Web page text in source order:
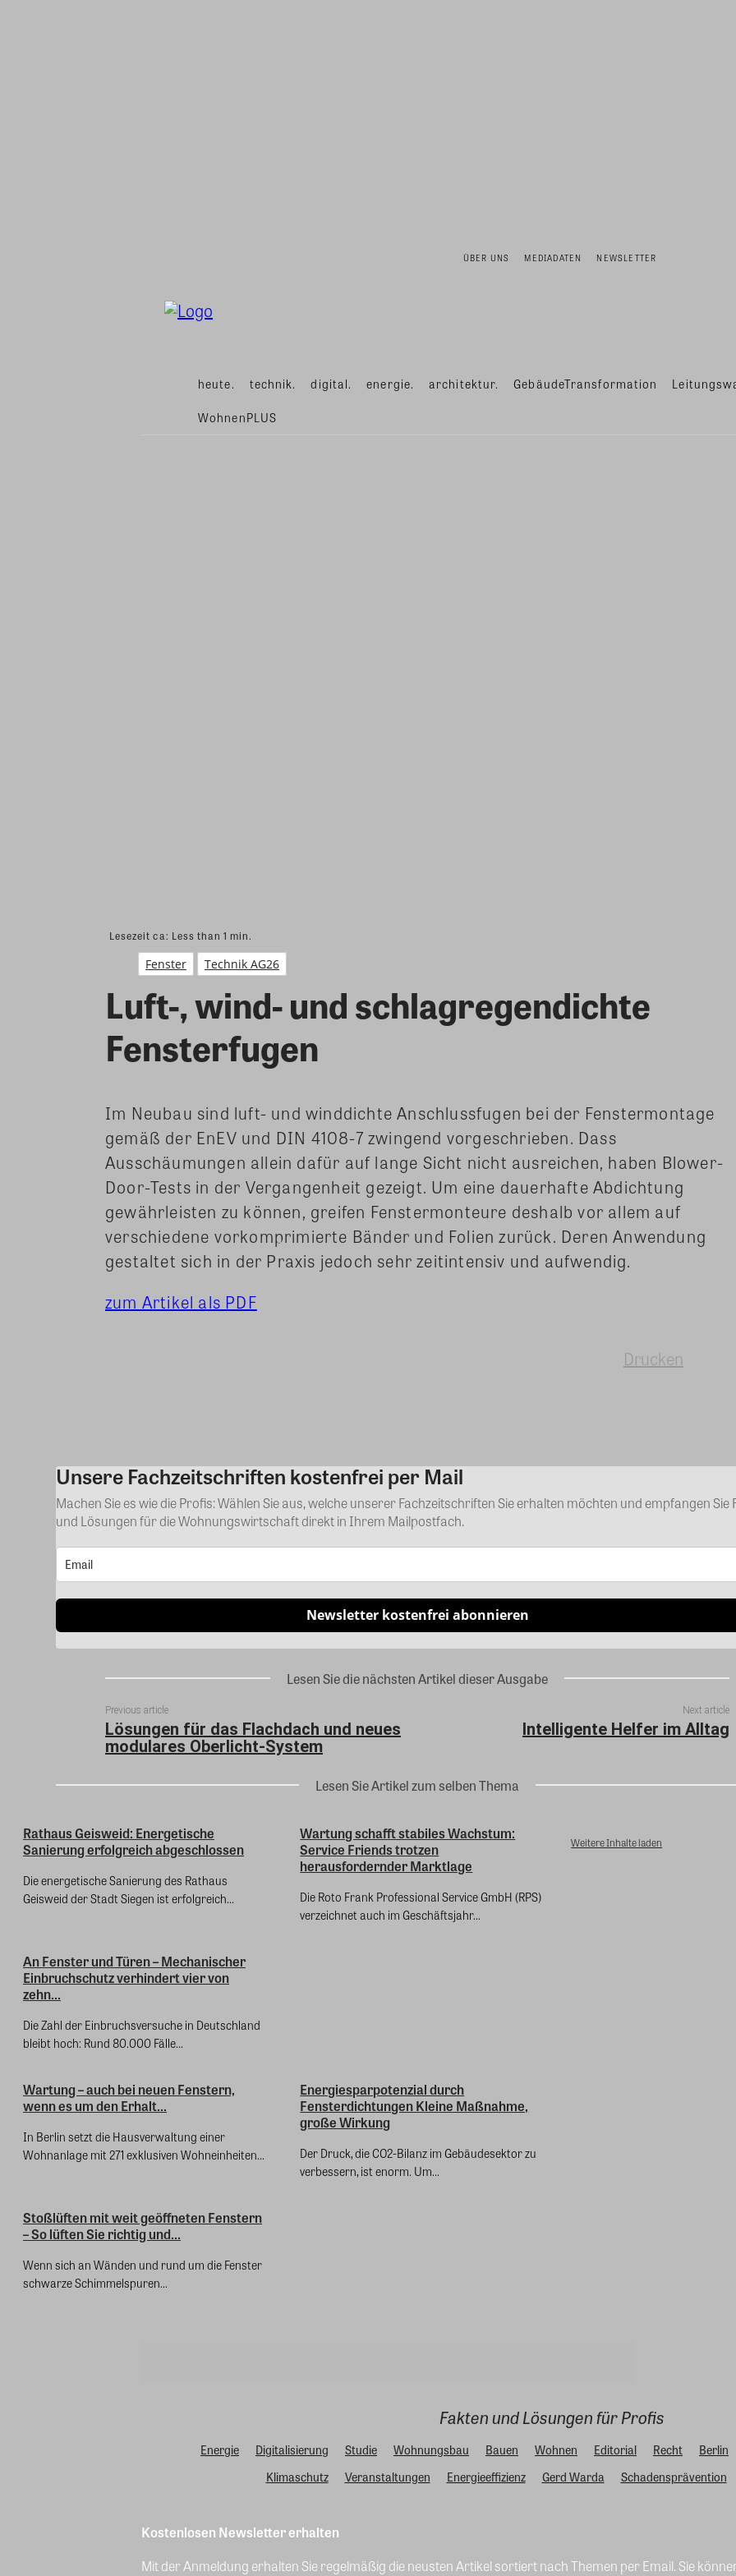
ÜBER UNS MEDIADATEN NEWSLETTER
heute. technik. digital. energie. architektur. GebäudeTransformation
WohnenPLUS
Lesezeit ca: Less than 1 min.
Fenster Technik AG26
Luft-, wind- und schlagregendichte
Fensterfugen
Im Neubau sind luft- und winddichte Anschlussfugen bei der Fenstermontage
gemäß der EnEV und DIN 4108-7 zwingend vorgeschrieben. Dass
Ausschäumungen allein dafür auf lange Sicht nicht ausreichen, haben Blower-
Door-Tests in der Vergangenheit gezeigt. Um eine dauerhafte Abdichtung
gewährleisten zu können, greifen Fenstermonteure deshalb vor allem auf
verschiedene vorkomprimierte Bänder und Folien zurück. Deren Anwendung
gestaltet sich in der Praxis jedoch sehr zeitintensiv und aufwendig.
zum Artikel als PDF
Drucken
Kommentar
Unsere Fachzeitschriften kostenfrei per Mail
Machen Sie es wie die Profis: Wählen Sie aus, welche unserer Fachzeitschriften Sie erhalten möchten und empfangen Sie
und Lösungen für die Wohnungswirtschaft direkt in Ihrem Mailpostfach.
Newsletter kostenfrei abonnieren
Lesen Sie die nächsten Artikel dieser Ausgabe
Previous article
Lösungen für das Flachdach und neues
modulares Oberlicht-System
Next article
Intelligente Helfer im Alltag
Lesen Sie Artikel zum selben Thema
Rathaus Geisweid: Energetische
Sanierung erfolgreich abgeschlossen
Die energetische Sanierung des Rathaus
Geisweid der Stadt Siegen ist erfolgreich...
Wartung schafft stabiles Wachstum:
Service Friends trotzen
herausfordernder Marktlage
Die Roto Frank Professional Service GmbH (RPS)
verzeichnet auch im Geschäftsjahr...
An Fenster und Türen – Mechanischer
Einbruchschutz verhindert vier von
zehn...
Die Zahl der Einbruchsversuche in Deutschland
bleibt hoch: Rund 80.000 Fälle...
Wartung – auch bei neuen Fenstern,
wenn es um den Erhalt...
In Berlin setzt die Hausverwaltung einer
Wohnanlage mit 271 exklusiven Wohneinheiten...
Energiesparpotenzial durch
Fensterdichtungen Kleine Maßnahme,
große Wirkung
Der Druck, die CO2-Bilanz im Gebäudesektor zu
verbessern, ist enorm. Um...
Stoßlüften mit weit geöffneten Fenstern
– So lüften Sie richtig und...
Wenn sich an Wänden und rund um die Fenster
schwarze Schimmelspuren...
Weitere Inhalte laden
Fakten und Lösungen für Profis
Energie Digitalisierung Studie Wohnungsbau Bauen Wohnen Editorial Recht Berlin
Klimaschutz
Veranstaltungen Energieeffizienz Gerd Warda Schadensprävention
Kostenlosen Newsletter erhalten
Mit der Anmeldung erhalten Sie regelmäßig die neusten Artikel sortiert nach Themen per Email. Sie